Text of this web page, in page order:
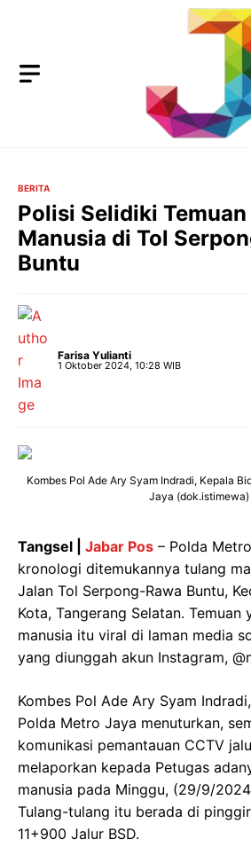
BERITA
Polisi Selidiki
Manusia di Tol
Buntu
Farisa Yulianti
1 Oktober 2024, 10:28 WIB
Kombes Pol Ade Ary Syam Indradi, Kepala
Jaya (dok.istimewa)
Tangsel | Jabar Pos – Polda
kronologi ditemukannya tulang
Jalan Tol Serpong-Rawa Buntu,
Kota, Tangerang Selatan.
manusia itu viral di laman media
yang diunggah akun Instagram,
Kombes Pol Ade Ary Syam
Polda Metro Jaya menuturkan,
komunikasi pemantauan CCTV
melaporkan kepada Petugas
manusia pada Minggu, (29/9/
Tulang-tulang itu berada di
11+900 Jalur BSD.